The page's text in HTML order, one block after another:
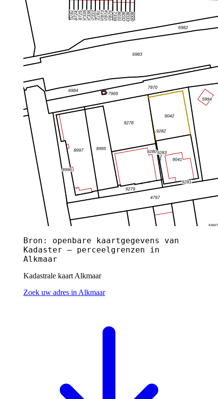
Bron: openbare kaartgegevens van
Kadaster — perceelgrenzen in
Alkmaar
Kadastrale kaart Alkmaar
Zoek uw adres in Alkmaar